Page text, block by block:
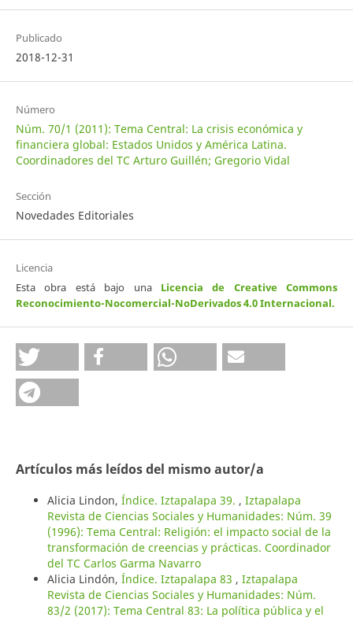
Publicado
2018-12-31
Número
Núm. 70/1 (2011): Tema Central: La crisis económica y
financiera global: Estados Unidos y América Latina.
Coordinadores del TC Arturo Guillén; Gregorio Vidal
Sección
Novedades Editoriales
Licencia
Esta obra está bajo una Licencia de Creative Commons
Reconocimiento-Nocomercial-NoDerivados 4.0 Internacional.
Artículos más leídos del mismo autor/a
Alicia Lindon, Índice. Iztapalapa 39. , Iztapalapa
Revista de Ciencias Sociales y Humanidades: Núm. 39
(1996): Tema Central: Religión: el impacto social de la
transformación de creencias y prácticas. Coordinador
del TC Carlos Garma Navarro
Alicia Lindón, Índice. Iztapalapa 83 , Iztapalapa
Revista de Ciencias Sociales y Humanidades: Núm.
83/2 (2017): Tema Central 83: La política pública y el